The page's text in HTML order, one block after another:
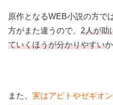
原作となるWEB小説の方で
方がまた違うので、 2人が助
ていくほうが分かりやすい
また、 実はアピトやゼギオ